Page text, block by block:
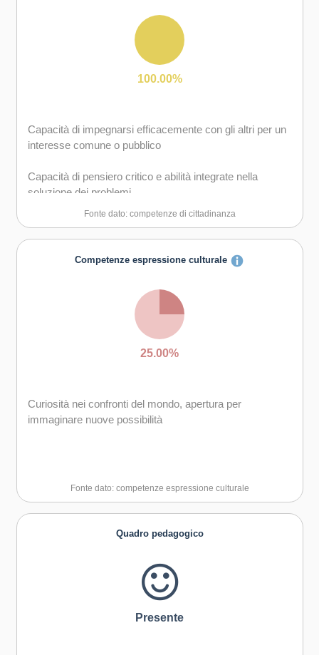
Capacità di mantenere il ritmo dell'attività
Capacità di comunicare e negoziare efficacemente con
Capacità di essere proattivi e lungimiranti
100.00%
Capacità di impegnarsi efficacemente con gli altri per un
interesse comune o pubblico
Capacità di pensiero critico e abilità integrate nella
soluzione dei problemi
Fonte dato: competenze di cittadinanza
Competenze espressione culturale
25.00%
Curiosità nei confronti del mondo, apertura per
immaginare nuove possibilità
Fonte dato: competenze espressione culturale
Quadro pedagogico
Presente